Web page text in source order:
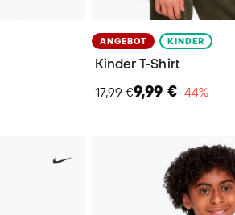
ANGEBOT KINDER
Kinder​ T-Shirt
17,99 €9,99 €−44%